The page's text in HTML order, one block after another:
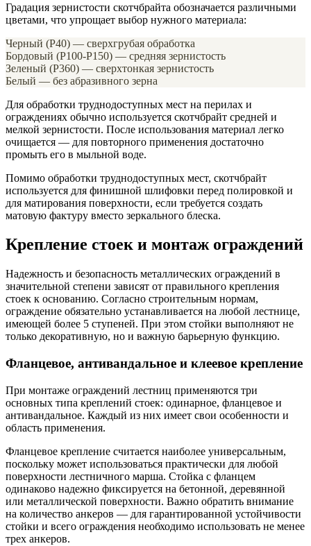
Градация зернистости скотчбрайта обозначается различными
цветами, что упрощает выбор нужного материала:
Черный (P40) — сверхгрубая обработка
Бордовый (P100-P150) — средняя зернистость
Зеленый (P360) — сверхтонкая зернистость
Белый — без абразивного зерна
Для обработки труднодоступных мест на перилах и
ограждениях обычно используется скотчбрайт средней и
мелкой зернистости. После использования материал легко
очищается — для повторного применения достаточно
промыть его в мыльной воде.
Помимо обработки труднодоступных мест, скотчбрайт
используется для финишной шлифовки перед полировкой и
для матирования поверхности, если требуется создать
матовую фактуру вместо зеркального блеска.
Крепление стоек и монтаж ограждений
Надежность и безопасность металлических ограждений в
значительной степени зависят от правильного крепления
стоек к основанию. Согласно строительным нормам,
ограждение обязательно устанавливается на любой лестнице,
имеющей более 5 ступеней. При этом стойки выполняют не
только декоративную, но и важную барьерную функцию.
Фланцевое, антивандальное и клеевое крепление
При монтаже ограждений лестниц применяются три
основных типа креплений стоек: одинарное, фланцевое и
антивандальное. Каждый из них имеет свои особенности и
область применения.
Фланцевое крепление считается наиболее универсальным,
поскольку может использоваться практически для любой
поверхности лестничного марша. Стойка с фланцем
одинаково надежно фиксируется на бетонной, деревянной
или металлической поверхности. Важно обратить внимание
на количество анкеров — для гарантированной устойчивости
стойки и всего ограждения необходимо использовать не менее
трех анкеров.